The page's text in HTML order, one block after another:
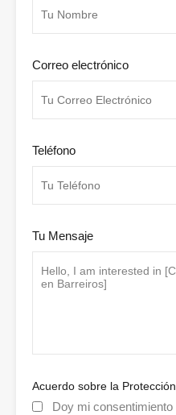
Correo electrónico
Teléfono
Tu Mensaje
Acuerdo sobre la
Doy mi